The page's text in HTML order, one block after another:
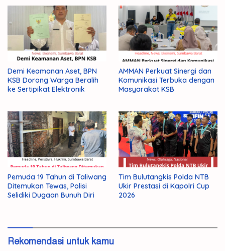
Demi Keamanan Aset, BPN
KSB Dorong Warga Beralih
ke Sertipikat Elektronik
AMMAN Perkuat Sinergi dan
Komunikasi Terbuka dengan
Masyarakat KSB
Pemuda 19 Tahun di Taliwang
Ditemukan Tewas, Polisi
Selidiki Dugaan Bunuh Diri
Tim Bulutangkis Polda NTB
Ukir Prestasi di Kapolri Cup
2026
Rekomendasi untuk kamu